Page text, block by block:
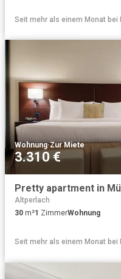
Seit mehr als einem Monat bei
Wohnung·Zur Miete
3.310 €
Pretty apartment in
Altperlach
30 m²1 ZimmerWohnung
Seit mehr als einem Monat bei